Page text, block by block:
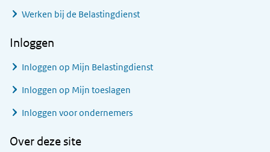
Werken bij de Belastingdienst
Inloggen
Inloggen op Mijn Belastingdienst
Inloggen op Mijn toeslagen
Inloggen voor ondernemers
Over deze site